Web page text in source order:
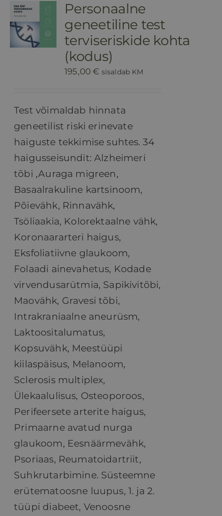
Personaalne
geneetiline test
terviseriskide kohta
(kodus)
195,00€ sisaldab KM
Test võimaldab hinnata
geneetilist riski erinevate
haiguste tekkimise suhtes. 34
haigusseisundit: Alzheimeri
tõbi ,Auraga migreen,
Basaalrakuline kartsinoom,
Põievähk, Rinnavähk,
Tsöliaakia, Kolorektaalne vähk,
Koronaararteri haigus,
Eksfoliatiivne glaukoom,
Folaadi ainevahetus, Kodade
virvendusarütmia, Sapikivitõbi,
Maovähk, Gravesi tõbi,
Intrakraniaalne aneurüsm,
Laktoositalumatus,
Kopsuvähk, Meestüüpi
kiilaspäisus, Melanoom,
Sclerosis multiplex,
Ülekaalulisus, Osteoporoos,
Perifeersete arterite haigus,
Primaarne avatud nurga
glaukoom, Eesnäärmevähk,
Psoriaas, Reumatoidartriit,
Suhkrutarbimine. Süsteemne
erütematoosne luupus, 1. ja 2.
tüüpi diabeet, Venoosne